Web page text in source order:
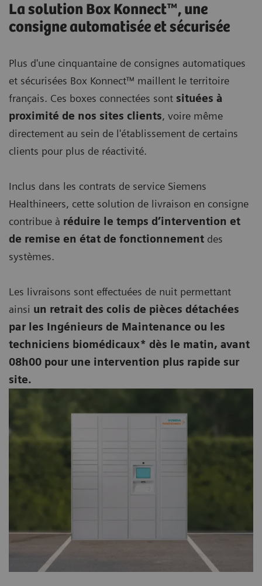
La solution Box Konnect™, une
consigne automatisée et sécurisée
Plus d'une cinquantaine de consignes automatiques
et sécurisées Box Konnect™ maillent le territoire
français. Ces boxes connectées sont situées à
proximité de nos sites clients, voire même
directement au sein de l'établissement de certains
clients pour plus de réactivité.
Inclus dans les contrats de service Siemens
Healthineers, cette solution de livraison en consigne
contribue à réduire le temps d’intervention et
de remise en état de fonctionnement des
systèmes.
Les livraisons sont effectuées de nuit permettant
ainsi un retrait des colis de pièces détachées
par les Ingénieurs de Maintenance ou les
techniciens biomédicaux* dès le matin, avant
08h00 pour une intervention plus rapide sur
site.